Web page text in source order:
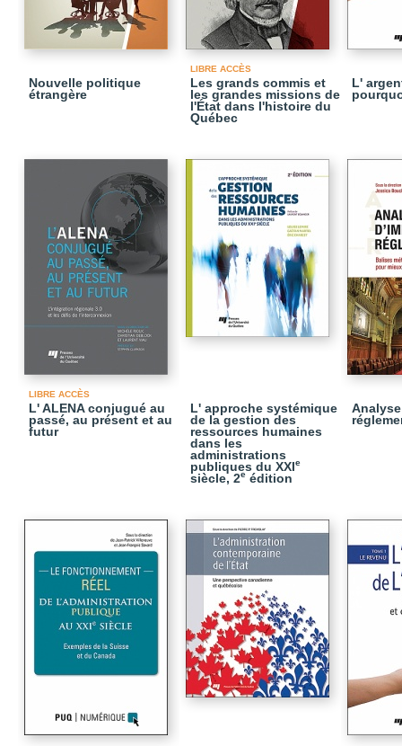
Nouvelle politique
étrangère
LIBRE ACCÈS
Les grands commis et
les grandes missions de
l'État dans l'histoire du
Québec
L'
LIBRE ACCÈS
L' ALENA conjugué au
passé, au présent et au
futur
L' approche systémique
de la gestion des
ressources humaines
dans les
administrations
publiques du XXIe
siècle, 2e édition